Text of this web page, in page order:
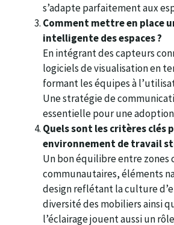
s’adapte parfaitement aux
Comment mettre en place
intelligente des espaces ?
En intégrant des capteurs
logiciels de visualisation en
formant les équipes à
Une stratégie de
essentielle pour une
Quels sont les critères clés
environnement de travail
Un bon équilibre entre zones
communautaires, éléments
design reflétant la culture
diversité des mobiliers ainsi
l’éclairage jouent aussi un